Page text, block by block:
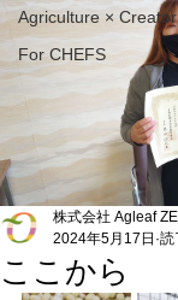
Agriculture ×
For CHEFS
ここから
株式会社 Agleaf
2024年5月17日 読